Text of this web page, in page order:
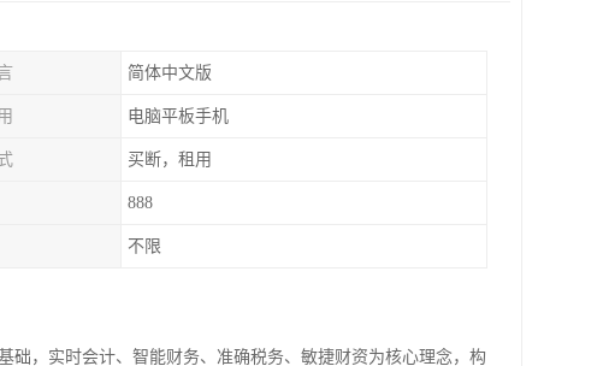
简体中文版
电脑平板手机
买断，租用
888
不限
础，实时会计、智能财务、准确税务、敏捷财资为核心理念，构